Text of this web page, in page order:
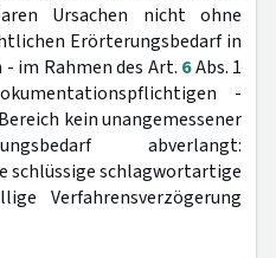
Ursachen nicht ohne
Erörterungsbedarf in
- im Rahmen des Art. 6Abs. 1
-
kein unangemessener
abverlangt:
schlüssige schlagwortartige
Verfahrensverzögerung